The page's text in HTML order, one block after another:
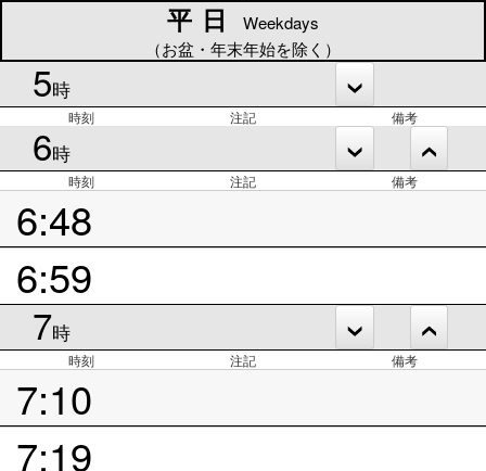
平日
Weekdays
（お盆・年末年始を除く）
5時
時刻 注記 備考
6時
時刻 注記 備考
6:48
6:59
7時
時刻 注記 備考
7:10
7:19